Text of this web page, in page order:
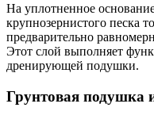
На уплотненное
крупнозернистого песка
предварительно
Этот слой выполняет
дренирующей подушки.
Грунтовая подушка